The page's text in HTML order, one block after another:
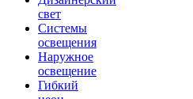
свет
Системы
освещения
Наружное
освещение
Гибкий